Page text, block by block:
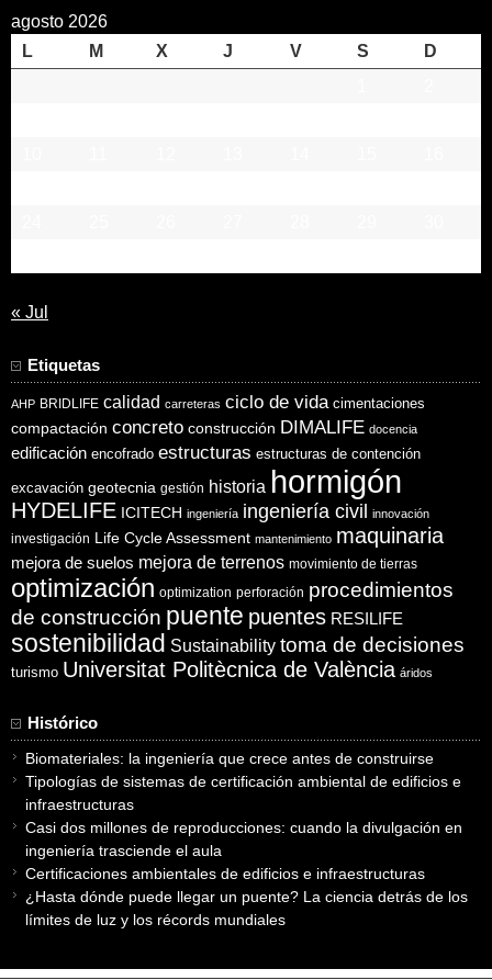
agosto 2026
L
M X J V S
D
« Jul
Etiquetas
AHP BRIDLIFE calidad carreteras ciclo de vida cimentaciones
compactación concreto construcción DIMALIFE docencia
edificación encofrado estructuras estructuras de contención
excavación geotecnia gestión historia hormigón
HYDELIFE ICITECH ingeniería ingeniería civil innovación
investigación Life Cycle Assessment mantenimiento maquinaria
mejora de suelos mejora de terrenos movimiento de tierras
optimización optimization perforación procedimientos
de construcción puente puentes RESILIFE
sostenibilidad Sustainability toma de decisiones
turismo Universitat Politècnica de València áridos
Histórico
Biomateriales: la ingeniería que crece antes de construirse
Tipologías de sistemas de certificación ambiental de edificios e
infraestructuras
Casi dos millones de reproducciones: cuando la divulgación en
ingeniería trasciende el aula
Certificaciones ambientales de edificios e infraestructuras
¿Hasta dónde puede llegar un puente? La ciencia detrás de los
límites de luz y los récords mundiales